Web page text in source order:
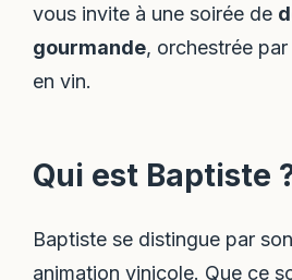
vous invite à une soirée de
gourmande, orchestrée
en vin.
Qui est Baptiste
Baptiste se distingue par
animation vinicole. Que ce